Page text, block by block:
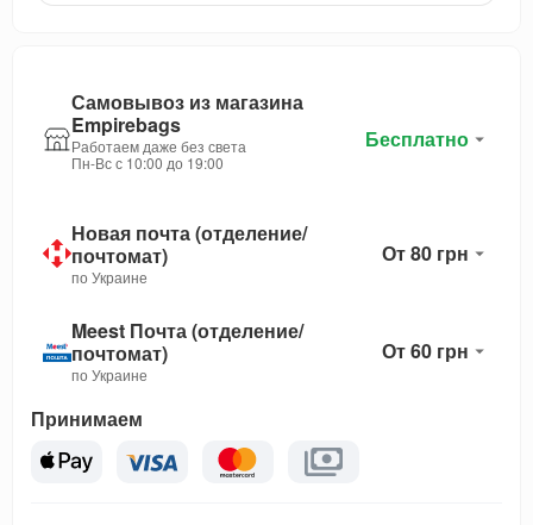
Самовывоз из магазина
Empirebags
Работаем даже без света
Пн-Вс с 10:00 до 19:00
Бесплатно
Новая почта (отделение/
почтомат)
по Украине
От 80 грн
Meest Почта (отделение/
почтомат)
по Украине
От 60 грн
Принимаем